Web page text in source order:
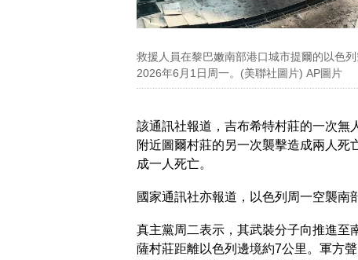
救援人員在黎巴嫩南部港口城市提爾的以色
2026年6月1日周一。(美聯社圖片) AP圖片
該通訊社報道，吉布希特村莊的一次無
附近圖爾村莊的另一次襲擊造成兩人死
成一人死亡。
國家通訊社亦報道，以色列周一空襲南
真主黨周二表示，其武裝分子向推進至
薩村莊距離以色列邊境約7公里。軍方